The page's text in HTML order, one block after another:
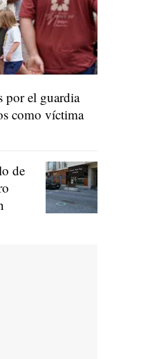
por el guardia
como víctima
de